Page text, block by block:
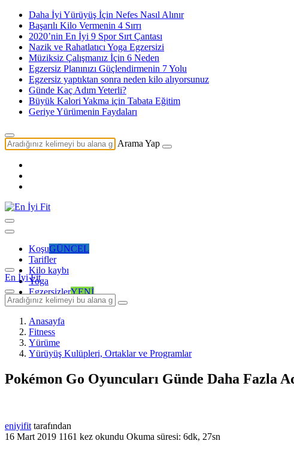
Daha İyi Yürüyüş İçin Nefes Nasıl Alınır
Başarılı Kilo Vermenin 4 Sırrı
2020’nin En İyi 9 Spor Sırt Çantası
Nazik ve Rahatlatıcı Yoga Egzersizi
Müziksiz Çalışmanız İçin 6 Neden
Egzersiz Planınızı Güçlendirmenin 7 Yolu
Egzersiz yaptıktan sonra neden kilo alıyorsunuz
Günde Kaç Adım Yeterli?
Büyük Kalori Yakma için Tabata Eğitim
Geriye Yürümenin Faydaları
Arama Yap
KoşuGÜNCEL
Tarifler
Kilo kaybı
Yoga
EgzersizlerYENİ
En İyi Fit
Anasayfa
Fitness
Yürüme
Yürüyüş Kulüpleri, Ortaklar ve Programlar
Pokémon Go Oyuncuları Günde Daha Fazla
eniyifit tarafından
16 Mart 2019 1161 kez okundu Okuma süresi: 6dk, 27sn